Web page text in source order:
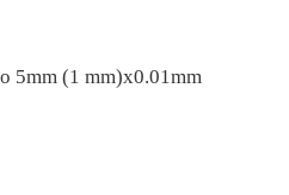
5mm (1 mm)x0.01mm